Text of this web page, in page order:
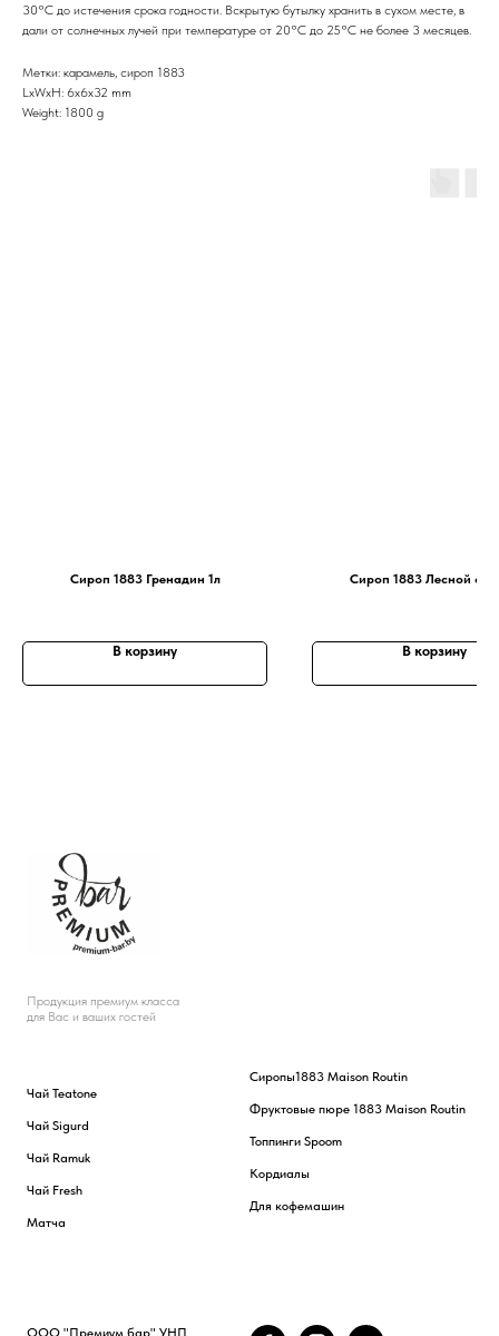
30°C до истечения срока годности. Вскрытую бутылку хранить в сухом месте, в
дали от солнечных лучей при температуре от 20°C до 25°C не более 3 месяцев.
Метки: карамель, сироп 1883
LxWxH: 6x6x32 mm
Weight: 1800 g
Сироп 1883 Гренадин 1л
В корзину
Сироп 1883 Лесной
В корзину
Продукция премиум класса
для Вас и ваших гостей
Чай Teatone
Чай Sigurd
Чай Ramuk
Чай Fresh
Матча
Сиропы1883 Maison Routin
Фруктовые пюре 1883 Maison Routin
Топпинги Spoom
Кордиалы
Для кофемашин
ООО "Премиум бар" УНП